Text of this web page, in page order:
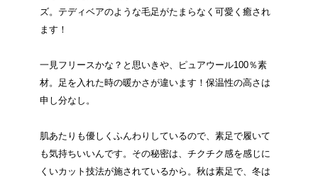
ズ。テディベアのような毛足がたまらなく可愛く癒され
ます！
一見フリースかな？と思いきや、ピュアウール100％素
材。足を入れた時の暖かさが違います！保温性の高さは
申し分なし。
肌あたりも優しくふんわりしているので、素足で履いて
も気持ちいいんです。その秘密は、チクチク感を感じに
くいカット技法が施されているから。秋は素足で、冬は